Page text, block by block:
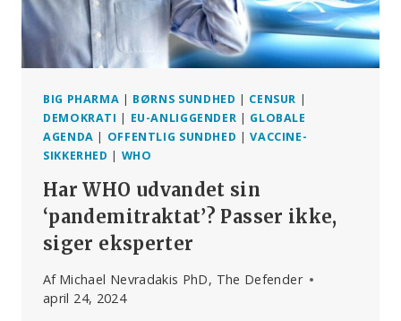
BIG PHARMA | BØRNS SUNDHED | CENSUR |
DEMOKRATI | EU-ANLIGGENDER | GLOBALE
AGENDA | OFFENTLIG SUNDHED |VACCINE-
SIKKERHED | WHO
Har WHO udvandet sin
‘pandemitraktat’? Passer ikke,
siger eksperter
Af Michael Nevradakis PhD, The Defender
april 24, 2024